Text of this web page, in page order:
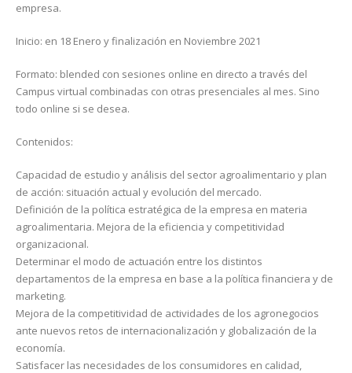
empresa.
Inicio: en 18 Enero y finalización en Noviembre 2021
Formato: blended con sesiones online en directo a través del
Campus virtual combinadas con otras presenciales al mes. Sino
todo online si se desea.
Contenidos:
Capacidad de estudio y análisis del sector agroalimentario y plan
de acción: situación actual y evolución del mercado.
Definición de la política estratégica de la empresa en materia
agroalimentaria. Mejora de la eficiencia y competitividad
organizacional.
Determinar el modo de actuación entre los distintos
departamentos de la empresa en base a la política financiera y de
marketing.
Mejora de la competitividad de actividades de los agronegocios
ante nuevos retos de internacionalización y globalización de la
economía.
Satisfacer las necesidades de los consumidores en calidad,